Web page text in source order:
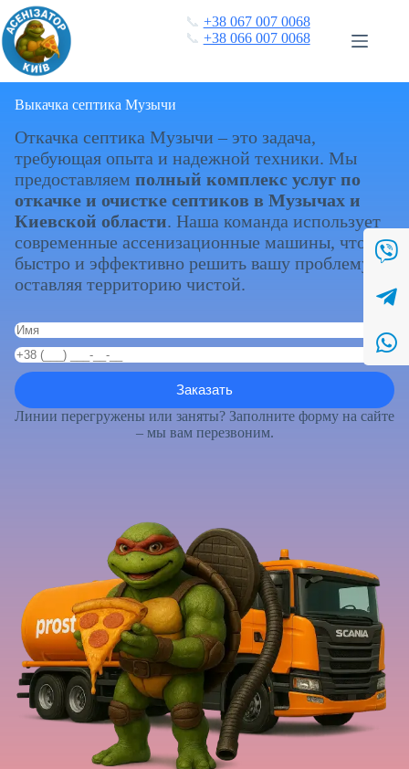
Перейти
к
сути
📞 +38 067 007 0068
📞 +38 066 007 0068
Выкачка септика Музычи
Откачка септика Музычи – это задача,
требующая опыта и надежной техники. Мы
предоставляем полный комплекс услуг по
откачке и очистке септиков в Музычах и
Киевской области. Наша команда использует
современные ассенизационные машины, чтобы
быстро и эффективно решить вашу проблему,
оставляя территорию чистой.
Линии перегружены или заняты? Заполните форму на сайте
– мы вам перезвоним.